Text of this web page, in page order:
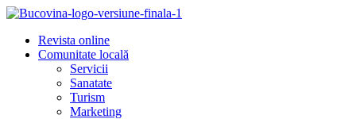
Revista online
Comunitate locală
Servicii
Sanatate
Turism
Marketing